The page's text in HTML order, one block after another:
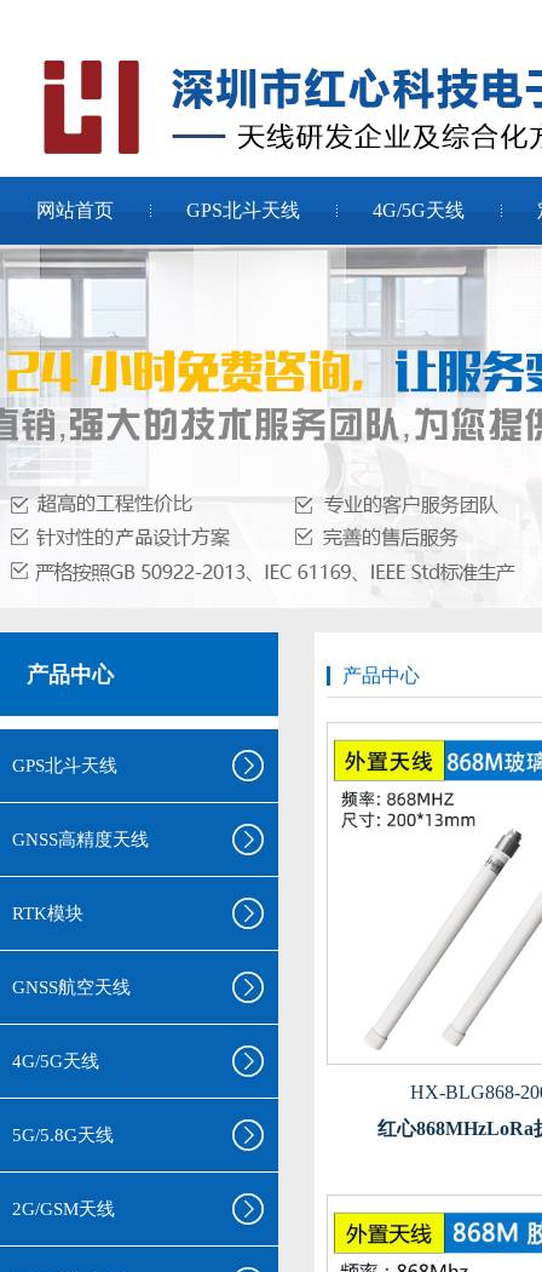
网站首页 GPS北斗天线 4G/5G天线
产品中心
GPS北斗天线
GNSS高精度天线
RTK模块
GNSS航空天线
4G/5G天线
5G/5.8G天线
2G/GSM天线
产品中心
HX-BLG868-
红心868MHzLoRa